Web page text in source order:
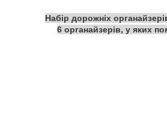
Набір дорожніх
6 органайзерів, у яких